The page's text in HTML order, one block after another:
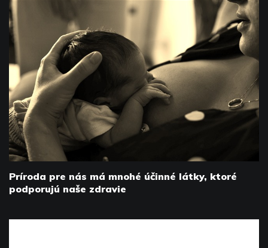
Príroda pre nás má mnohé účinné látky, ktoré
podporujú naše zdravie